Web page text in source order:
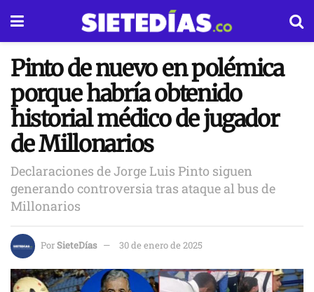
Pinto de nuevo en polémica
porque habría obtenido
historial médico de jugador
de Millonarios
Declaraciones de Jorge Luis Pinto siguen
generando controversia tras ataque al bus de
Millonarios
PorSieteDías 30 de enero de 2025